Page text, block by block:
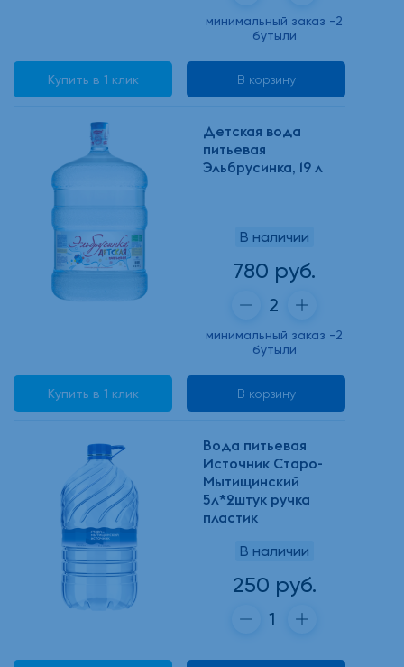
минимальный заказ -2
бутыли
Купить в 1 клик В корзину
Детская вода
питьевая
Эльбрусинка, 19 л
В наличии
780 руб.
минимальный заказ -2
бутыли
Купить в 1 клик В корзину
Вода питьевая
Источник Старо-
Мытищинский
5л*2штук ручка
пластик
В наличии
250 руб.